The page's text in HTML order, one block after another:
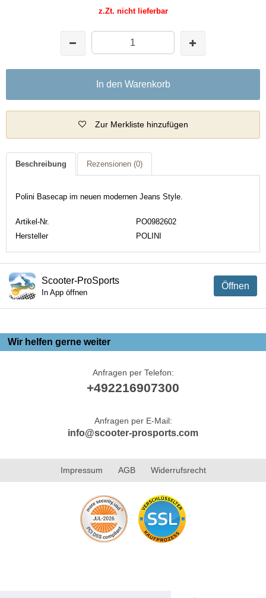
z.Zt. nicht lieferbar
In den Warenkorb
Zur Merkliste hinzufügen
Beschreibung Rezensionen (0)
Polini Basecap im neuen modernen Jeans Style.
Artikel-Nr.
PO0982602
Hersteller
POLINI
Öffnen
Scooter-ProSports
In App öffnen
Wir helfen gerne weiter
Anfragen per Telefon:
+492216907300
Anfragen per E-Mail:
info@scooter-prosports.com
Impressum AGB Widerrufsrecht